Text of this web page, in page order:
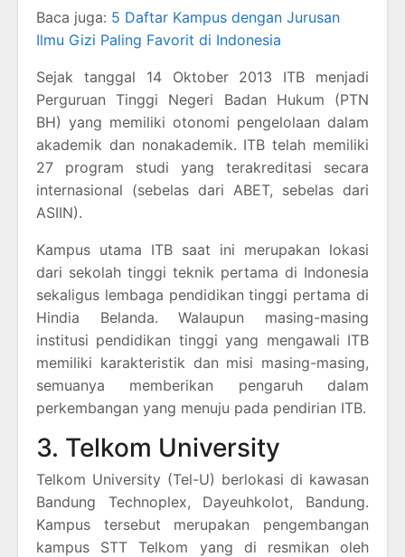
Baca juga: 5 Daftar Kampus dengan Jurusan
Ilmu Gizi Paling Favorit di Indonesia
Sejak tanggal 14 Oktober 2013 ITB menjadi
Perguruan Tinggi Negeri Badan Hukum (PTN
BH) yang memiliki otonomi pengelolaan dalam
akademik dan nonakademik. ITB telah memiliki
27 program studi yang terakreditasi secara
internasional (sebelas dari ABET, sebelas dari
ASIIN).
Kampus utama ITB saat ini merupakan lokasi
dari sekolah tinggi teknik pertama di Indonesia
sekaligus lembaga pendidikan tinggi pertama di
Hindia Belanda. Walaupun masing-masing
institusi pendidikan tinggi yang mengawali ITB
memiliki karakteristik dan misi masing-masing,
semuanya memberikan pengaruh dalam
perkembangan yang menuju pada pendirian ITB.
3. Telkom University
Telkom University (Tel-U) berlokasi di kawasan
Bandung Technoplex, Dayeuhkolot, Bandung.
Kampus tersebut merupakan pengembangan
kampus STT Telkom yang di resmikan oleh